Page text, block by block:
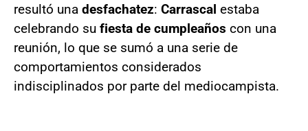
resultó una desfachatez: Carrascal estaba
celebrando su fiesta de cumpleaños con una
reunión, lo que se sumó a una serie de
comportamientos considerados
indisciplinados por parte del mediocampista.